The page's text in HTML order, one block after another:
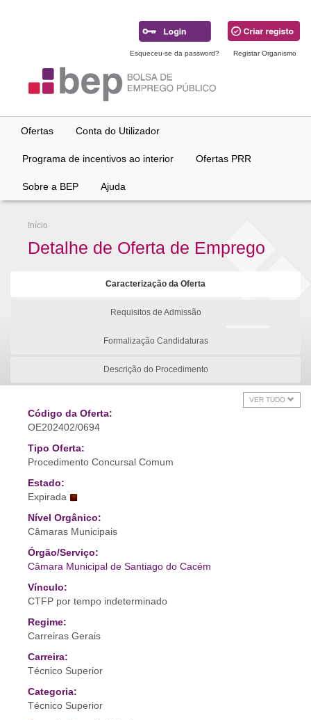
Esqueceu-se da password? Registar Organismo
Ofertas Conta do Utilizador
Programa de incentivos ao interior Ofertas PRR
Sobre a BEP Ajuda
Início
Detalhe de Oferta de Emprego
Caracterização da Oferta
Requisitos de Admissão
Formalização Candidaturas
Descrição do Procedimento
VER TUDO
Código da Oferta:
OE202402/0694
Tipo Oferta:
Procedimento Concursal Comum
Estado:
Expirada
Nível Orgânico:
Câmaras Municipais
Órgão/Serviço:
Câmara Municipal de Santiago do Cacém
Vínculo:
CTFP por tempo indeterminado
Regime:
Carreiras Gerais
Carreira:
Técnico Superior
Categoria:
Técnico Superior